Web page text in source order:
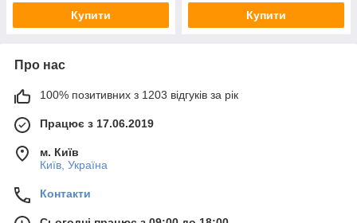
Купити Купити
Про нас
100% позитивних з 1203 відгуків за рік
Працює з 17.06.2019
м. Київ
Київ, Україна
Контакти